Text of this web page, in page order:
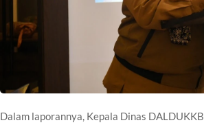
Dalam laporannya, Kepala Dinas